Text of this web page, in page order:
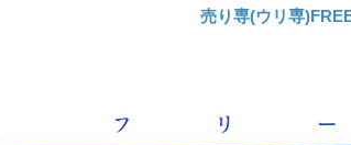
売り専(ウリ専